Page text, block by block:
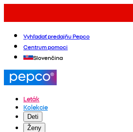
Vyhľadať predajňu Pepco
Centrum pomoci
Slovenčina
Leták
Kolekcie
Deti
Ženy